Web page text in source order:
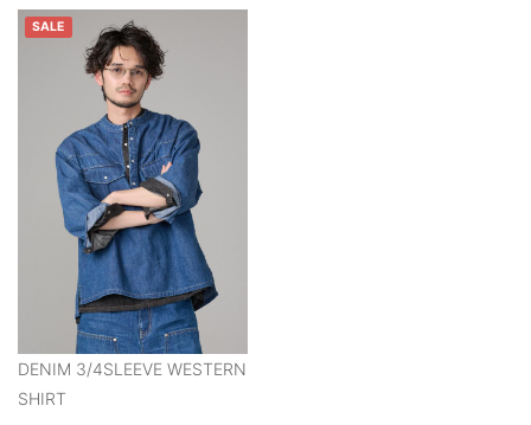
SALE
DENIM 3/4SLEEVE WESTERN
SHIRT